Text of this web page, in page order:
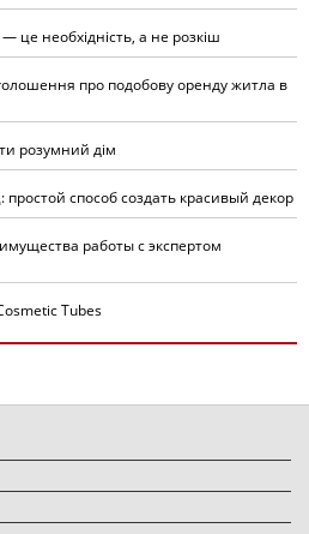
це необхідність, а не розкіш
про подобову оренду житла в
розумний дім
способ создать красивый декор
работы с экспертом
Tubes